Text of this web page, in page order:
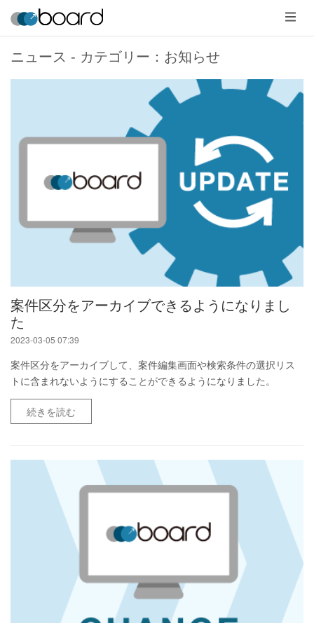
メ
ニ
ュ
ー
ニュース - カテゴリー：お知らせ
案件区分をアーカイブできるようになりまし
た
2023-03-05 07:39
案件区分をアーカイブして、案件編集画面や検索条件の選択リス
トに含まれないようにすることができるようになりました。
続きを読む